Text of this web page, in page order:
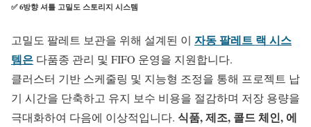
✅ 6방향 셔틀 고밀도 스토리지 시스템
고밀도 팔레트 보관을 위해 설계된 이 자동 팔레트 랙 시스
템은 다품종 관리 및 FIFO 운영을 지원합니다.
클러스터 기반 스케줄링 및 지능형 조정을 통해 프로젝트 납
기 시간을 단축하고 유지 보수 비용을 절감하며 저장 용량을
극대화하여 다음에 이상적입니다. 식품, 제조, 콜드 체인, 에